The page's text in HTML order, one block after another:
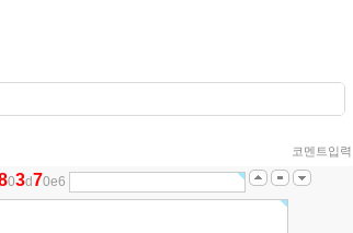
코멘트입력
03d70e6